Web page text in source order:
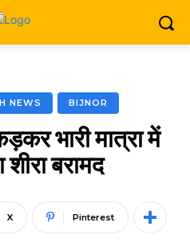
NEWS BIJNOR
भारी मात्रा में
बरामद
X Pinterest